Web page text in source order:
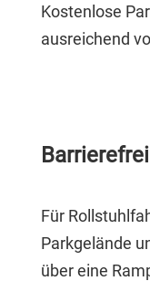
Kostenlose
ausreichend
Für
Parkgelände
über eine